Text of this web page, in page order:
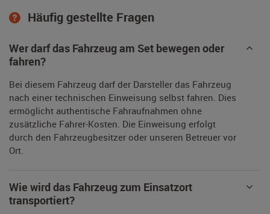
Häufig gestellte Fragen
Wer darf das Fahrzeug am Set bewegen oder
fahren?
Bei diesem Fahrzeug darf der Darsteller das Fahrzeug
nach einer technischen Einweisung selbst fahren. Dies
ermöglicht authentische Fahraufnahmen ohne
zusätzliche Fahrer-Kosten. Die Einweisung erfolgt
durch den Fahrzeugbesitzer oder unseren Betreuer vor
Ort.
Wie wird das Fahrzeug zum Einsatzort
transportiert?